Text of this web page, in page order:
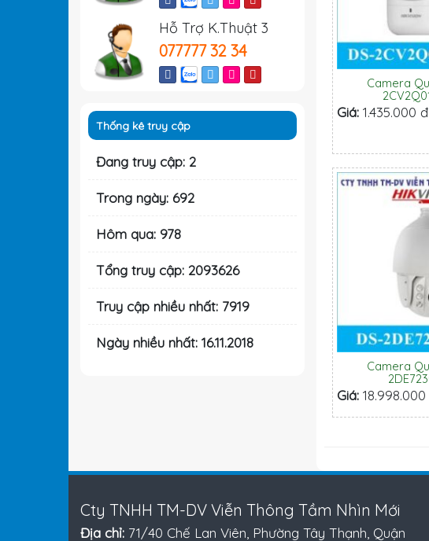
Camera
Giá: 1.435.000 đ
Camera
Giá:
Hỗ Trợ K.Thuật 3
077777 32 34
Thống kê truy cập
Đang truy cập: 2
Trong ngày: 692
Hôm qua: 978
Tổng truy cập: 2093626
Truy cập nhiều nhất: 7919
Ngày nhiều nhất: 16.11.2018
Cty TNHH TM-DV Viễn Thông Tầm Nhìn Mới
Địa chỉ: 71/40 Chế Lan Viên, Phường Tây Thạnh, Quận